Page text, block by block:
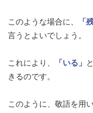
このような場合に、 「
言うとよいでしょう。
これにより、 「いる」
きるのです。
このように、敬語を用